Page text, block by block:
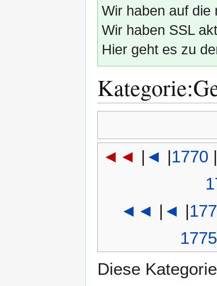
Wir haben auf die
Wir haben SSL
Hier geht es zu
Kategorie:
springen
springen
◄◄ | ◄ |1770 |
◄◄ | ◄ |
1775
Diese